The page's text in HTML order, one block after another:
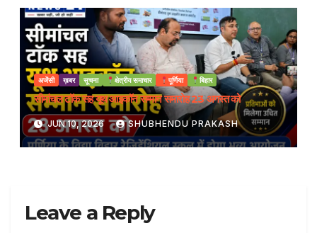
अजेंसी ख़बर सूचना क्षेत्रीय समाचार पूर्णिया बिहार
सीमांचल टॉक सह यूथ आइकॉन सम्मान समारोह 23 अगस्त को
JUN 10, 2026 SHUBHENDU PRAKASH
Leave a Reply